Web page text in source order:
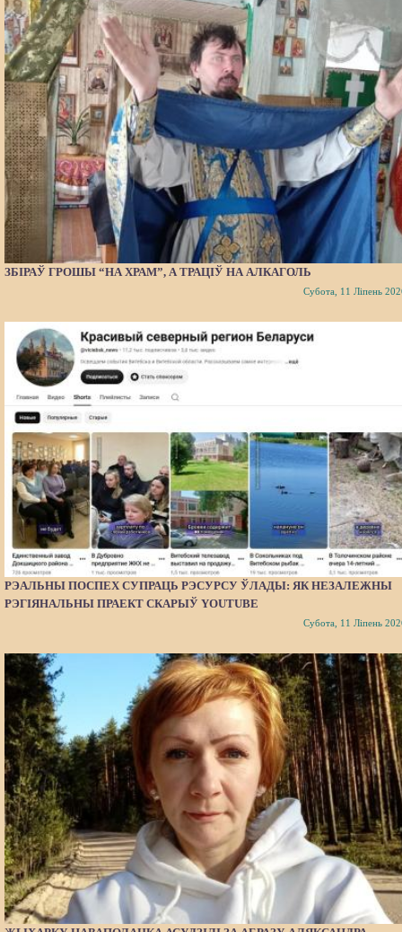
ЗБІРАЎ ГРОШЫ “НА ХРАМ”, А ТРАЦІЎ НА АЛКАГОЛЬ
Субота, 11 Ліпень
РЭАЛЬНЫ ПОСПЕХ СУПРАЦЬ РЭСУРСУ ЎЛАДЫ: ЯК НЕЗАЛЕЖНЫ
РЭГІЯНАЛЬНЫ ПРАЕКТ СКАРЫЎ YOUTUBE
Субота, 11 Ліпень